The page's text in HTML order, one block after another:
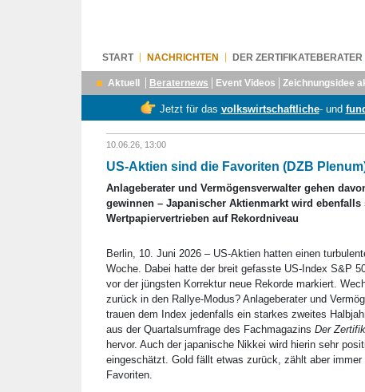
START NACHRICHTEN DER ZERTIFIKATEBERATER
Aktuell Beraternews Event Videos Zeichnungsidee
Jetzt für das volkswirtschaftliche- und
10.06.26, 13:00
US-Aktien sind die Favoriten (DZB
Anlageberater und Vermögensverwalter gehen
gewinnen – Japanischer Aktienmarkt wird
Wertpapiervertrieben auf Rekordniveau
Berlin, 10. Juni 2026 – US-Aktien hatten einen
Woche. Dabei hatte der breit gefasste US-Index S&P
vor der jüngsten Korrektur neue Rekorde markiert.
zurück in den Rallye-Modus? Anlageberater und
trauen dem Index jedenfalls ein starkes zweites
aus der Quartalsumfrage des Fachmagazins Der
hervor. Auch der japanische Nikkei wird hierin sehr
eingeschätzt. Gold fällt etwas zurück, zählt aber immer
Favoriten.